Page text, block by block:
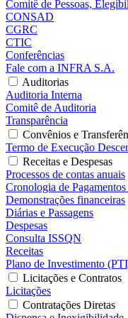
Comitê de Pessoas,
CONSAD
CGRC
CTIC
Conferências
Fale com a INFRA S.A.
Auditorias
Auditoria Interna
Comitê de Auditoria
Transparência
Convênios e
Termo de Execução
Receitas e Despesas
Processos de contas anuais
Cronologia de
Demonstrações financeiras
Diárias e Passagens
Despesas
Consulta ISSQN
Receitas
Plano de Investimento
Licitações e Contratos
Licitações
Contratações Diretas